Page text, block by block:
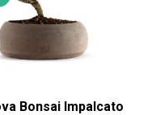
Bonsai Impalcato